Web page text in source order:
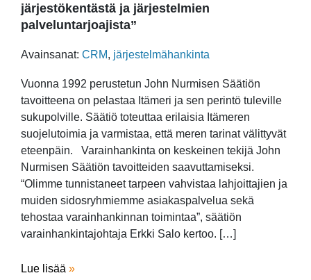
järjestökentästä ja järjestelmien
palveluntarjoajista”
Avainsanat: CRM, järjestelmähankinta
Vuonna 1992 perustetun John Nurmisen Säätiön
tavoitteena on pelastaa Itämeri ja sen perintö tuleville
sukupolville. Säätiö toteuttaa erilaisia Itämeren
suojelutoimia ja varmistaa, että meren tarinat välittyvät
eteenpäin. Varainhankinta on keskeinen tekijä John
Nurmisen Säätiön tavoitteiden saavuttamiseksi.
“Olimme tunnistaneet tarpeen vahvistaa lahjoittajien ja
muiden sidosryhmiemme asiakaspalvelua sekä
tehostaa varainhankinnan toimintaa”, säätiön
varainhankintajohtaja Erkki Salo kertoo. […]
Lue lisää »